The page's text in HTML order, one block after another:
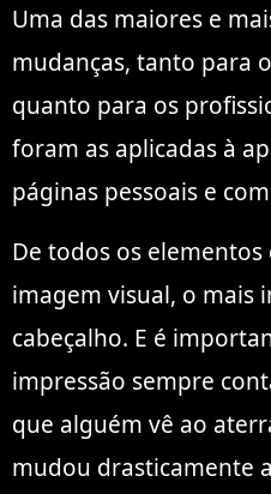
Uma das maiores e
mudanças, tanto para
quanto para os
foram as aplicadas à
páginas pessoais e
De todos os
imagem visual, o mais
cabeçalho. E é
impressão sempre
que alguém vê ao
mudou drasticamente